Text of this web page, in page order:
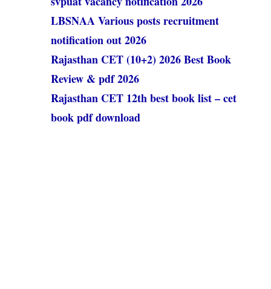
LBSNAA Various posts recruitment
notification out 2026
Rajasthan CET (10+2) 2026 Best Book
Review & pdf 2026
Rajasthan CET 12th best book list – cet
book pdf download